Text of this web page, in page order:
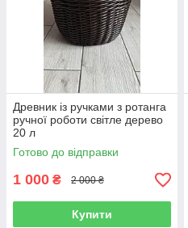
Древник із ручками з ротанга
ручної роботи світле дерево
20 л
Готово до відправки
1 000 ₴ 2 000 ₴
Купити